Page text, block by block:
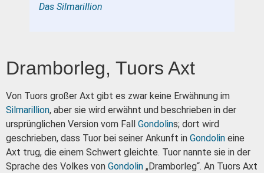
Das Silmarillion
Dramborleg, Tuors Axt
Von Tuors großer Axt gibt es zwar keine Erwähnung im
Silmarillion, aber sie wird erwähnt und beschrieben in der
ursprünglichen Version vom Fall Gondolins; dort wird
geschrieben, dass Tuor bei seiner Ankunft in Gondolin eine
Axt trug, die einem Schwert gleichte. Tuor nannte sie in der
Sprache des Volkes von Gondolin „Dramborleg“. An Tuors Axt